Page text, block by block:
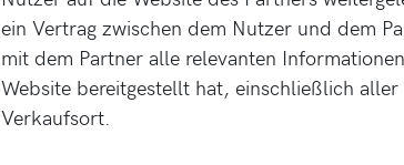
ein Vertrag zwischen dem Nutzer und dem
mit dem Partner alle relevanten
Website bereitgestellt hat, einschließlich
Verkaufsort.